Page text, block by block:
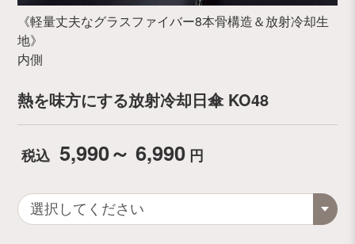
《軽量丈夫なグラスファイバー8本骨構造＆放射冷却生
地》
内側
熱を味方にする放射冷却日傘 KO48
税込 5,990～ 6,990 円